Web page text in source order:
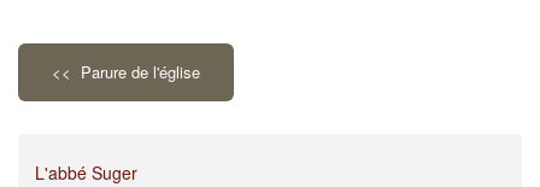
<< Parure de l'église
L'abbé Suger